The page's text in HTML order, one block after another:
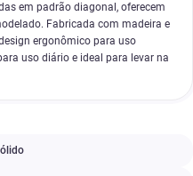
em padrão diagonal, oferecem
Fabricada com madeira e
ergonômico para uso
uso diário e ideal para levar na